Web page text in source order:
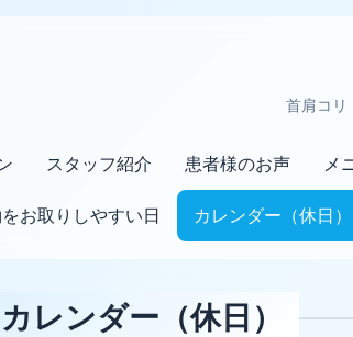
首肩コリ
スタッフ紹介 患者様のお声 メ
お取りしやすい日 カレンダー（休日）
カレンダー（休日）